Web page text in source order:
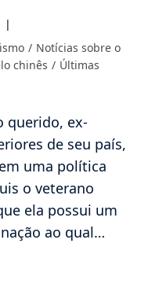
/ Notícias sobre o
chinês / Últimas
querido, ex-
de seu país,
uma política
o veterano
ela possui um
ao qual…